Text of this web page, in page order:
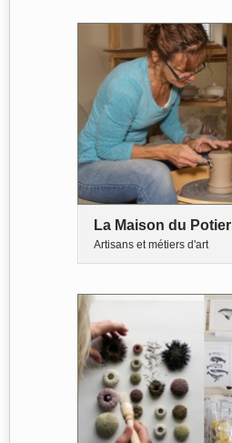
La Maison du Potier
Artisans et métiers d'art